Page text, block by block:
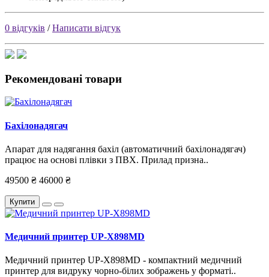
0 відгуків /Написати відгук
Рекомендовані товари
Бахілонадягач
Апарат для надягання бахіл (автоматичний бахілонадягач)
працює на основі плівки з ПВХ. Прилад призна..
49500 ₴ 46000 ₴
Купити
Медичний принтер UP-X898MD
Медичний принтер UP-X898MD - компактний медичний
принтер для видруку чорно-білих зображень у форматі..